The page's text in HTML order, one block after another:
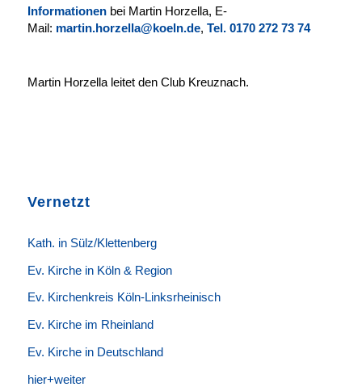
Informationenbei Martin Horzella, E-
Mail: martin.horzella@koeln.de, Tel. 0170 272 73 74
Martin Horzella leitet den Club Kreuznach.
Vernetzt
Kath. in Sülz/Klettenberg
Ev. Kirche in Köln & Region
Ev. Kirchenkreis Köln-Linksrheinisch
Ev. Kirche im Rheinland
Ev. Kirche in Deutschland
hier+weiter